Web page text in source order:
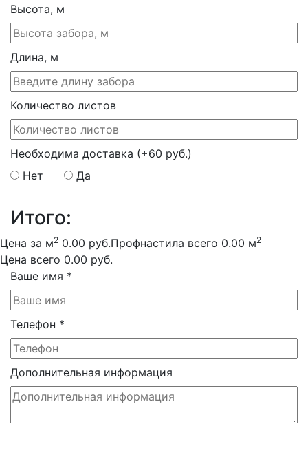
Высота, м
Длина, м
Количество листов
Необходима доставка (+60 руб.)
Нет
Да
Итого:
Цена за м2 0.00 руб.Профнастила всего 0.00 м2
Цена всего 0.00 руб.
Ваше имя *
Телефон *
Дополнительная информация